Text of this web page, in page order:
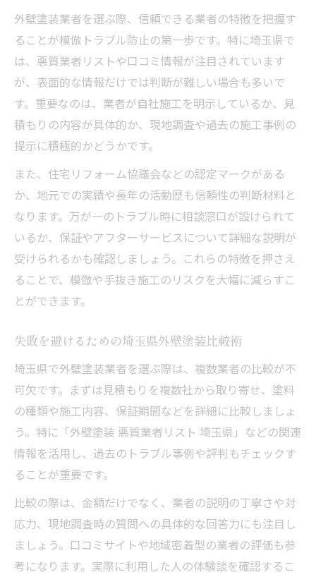
外壁塗装業者を選ぶ際、信頼できる業者の特徴を把握す
ることが模倣トラブル防止の第一歩です。特に埼玉県で
は、悪質業者リストや口コミ情報が注目されています
が、表面的な情報だけでは判断が難しい場合も多いで
す。重要なのは、業者が自社施工を明示しているか、見
積もりの内容が具体的か、現地調査や過去の施工事例の
提示に積極的かどうかです。
また、住宅リフォーム協議会などの認定マークがある
か、地元での実績や長年の活動歴も信頼性の判断材料と
なります。万が一のトラブル時に相談窓口が設けられて
いるか、保証やアフターサービスについて詳細な説明が
受けられるかも確認しましょう。これらの特徴を押さえ
ることで、模倣や手抜き施工のリスクを大幅に減らすこ
とができます。
失敗を避けるための埼玉県外壁塗装比較術
埼玉県で外壁塗装業者を選ぶ際は、複数業者の比較が不
可欠です。まずは見積もりを複数社から取り寄せ、塗料
の種類や施工内容、保証期間などを詳細に比較しましょ
う。特に「外壁塗装 悪質業者リスト 埼玉県」などの関連
情報を活用し、過去のトラブル事例や評判もチェックす
ることが重要です。
比較の際は、金額だけでなく、業者の説明の丁寧さや対
応力、現地調査時の質問への具体的な回答力にも注目し
ましょう。口コミサイトや地域密着型の業者の評価も参
考になります。実際に利用した人の体験談を確認するこ